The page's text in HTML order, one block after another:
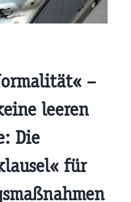
–
leeren
Die
für